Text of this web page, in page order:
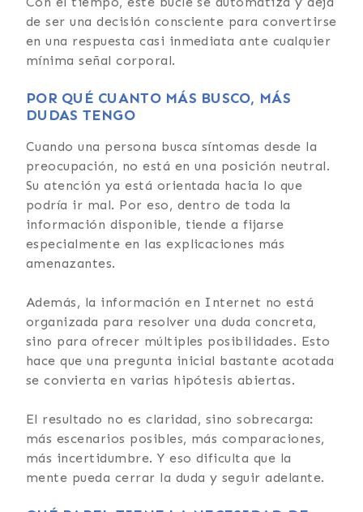
de ser una decisión consciente para convertirse
en una respuesta casi inmediata ante cualquier
mínima señal corporal.
POR QUÉ CUANTO MÁS BUSCO, MÁS
DUDAS TENGO
Cuando una persona busca síntomas desde la
preocupación, no está en una posición neutral.
Su atención ya está orientada hacia lo que
podría ir mal. Por eso, dentro de toda la
información disponible, tiende a fijarse
especialmente en las explicaciones más
amenazantes.
Además, la información en Internet no está
organizada para resolver una duda concreta,
sino para ofrecer múltiples posibilidades. Esto
hace que una pregunta inicial bastante acotada
se convierta en varias hipótesis abiertas.
El resultado no es claridad, sino sobrecarga:
más escenarios posibles, más comparaciones,
más incertidumbre. Y eso dificulta que la
mente pueda cerrar la duda y seguir adelante.